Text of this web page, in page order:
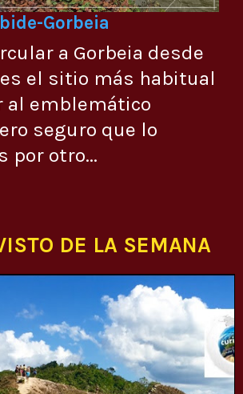
Gorbeia
a Gorbeia desde
el sitio más habitual
al emblemático
seguro que lo
por otro...
DE LA SEMANA